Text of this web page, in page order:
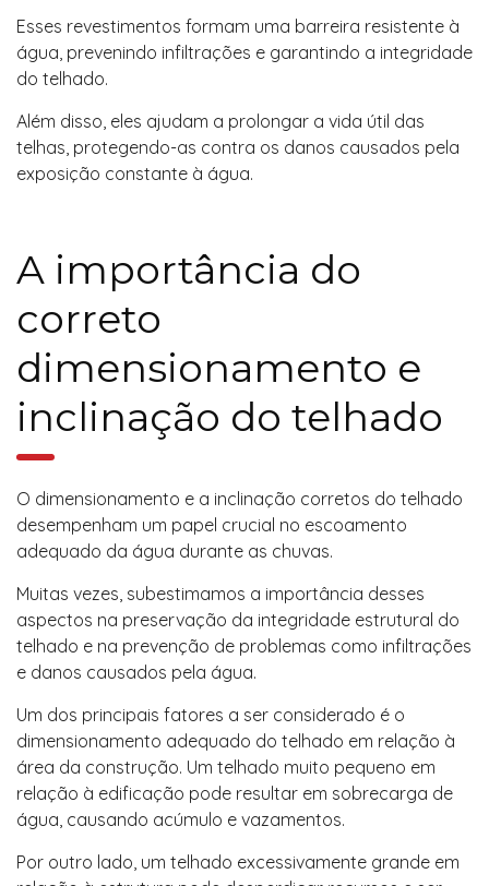
Esses revestimentos formam uma barreira resistente à
água, prevenindo infiltrações e garantindo a integridade
do telhado.
Além disso, eles ajudam a prolongar a vida útil das
telhas, protegendo-as contra os danos causados pela
exposição constante à água.
A importância do
correto
dimensionamento e
inclinação do telhado
O dimensionamento e a inclinação corretos do telhado
desempenham um papel crucial no escoamento
adequado da água durante as chuvas.
Muitas vezes, subestimamos a importância desses
aspectos na preservação da integridade estrutural do
telhado e na prevenção de problemas como infiltrações
e danos causados pela água.
Um dos principais fatores a ser considerado é o
dimensionamento adequado do telhado em relação à
área da construção. Um telhado muito pequeno em
relação à edificação pode resultar em sobrecarga de
água, causando acúmulo e vazamentos.
Por outro lado, um telhado excessivamente grande em